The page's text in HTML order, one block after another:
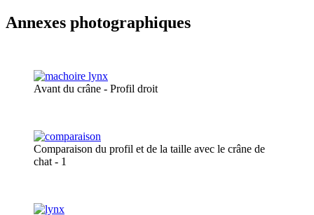
Annexes photographiques
Avant du crâne - Profil droit
Comparaison du profil et de la taille avec le crâne de
chat - 1